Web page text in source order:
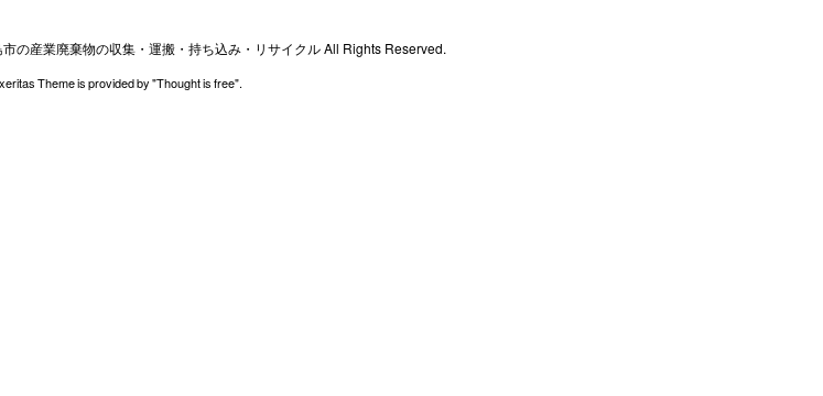
の産業廃棄物の収集・運搬・持ち込み・リサイクルAll Rights Reserved.
Theme is provided by "Thought is free".